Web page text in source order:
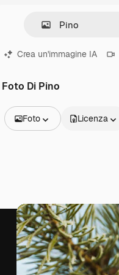
Crea un'immagine IA
Foto Di Pino
Foto
Video
Clip video
Motion graphic
Modelli di video
Icone
Modelli 3D
Licenza